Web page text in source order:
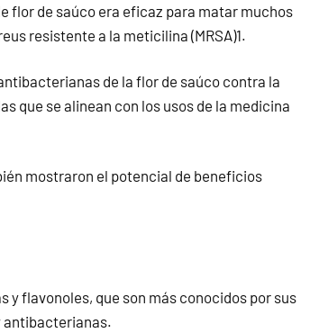
flor de saúco era eficaz para matar muchos
resistente a la meticilina (MRSA)1.
de la flor de saúco contra la
que se alinean con los usos de la medicina
mostraron el potencial de beneficios
flavonoles, que son más conocidos por sus
antibacterianas.